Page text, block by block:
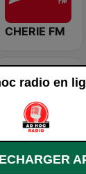
CHERIE FM
RFI Monde
radio en